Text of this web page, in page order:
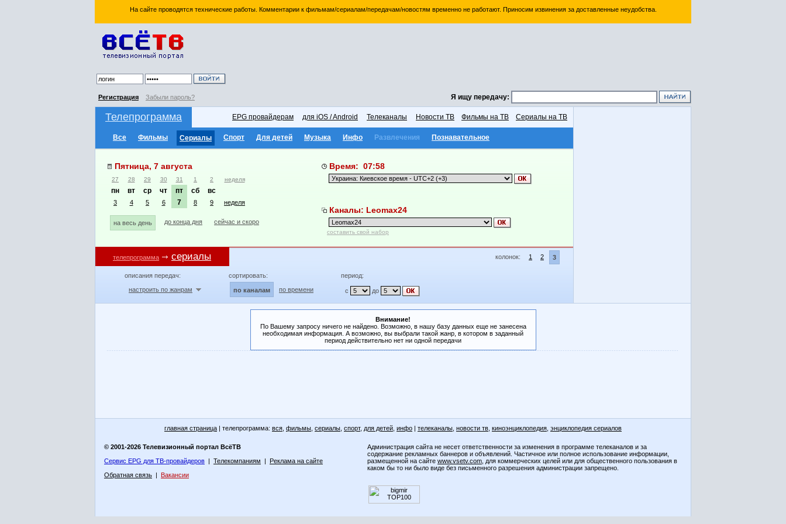
На сайте проводятся технические работы. Комментарии к фильмам/сериалам/передачам/новостям временно не работают. Приносим извинения за доставленные неудобства.
Регистрация Забыли пароль? Я ищу передачу:
Телепрограмма EPG провайдерам для iOS / Android Телеканалы Новости ТВ Фильмы на ТВ Сериалы на ТВ
Все Фильмы Сериалы Спорт Для детей Музыка Инфо Развлечения Познавательное
Пятница, 7 августа
27 28 29 30 31 1 2 неделя
пн вт ср чт пт сб вс
3 4 5 6 7 8 9 неделя
на весь день до конца дня сейчас и скоро
Время: 07:58
Каналы: Leomax24
составить свой набор
телепрограмма сериалы колонок: 1 2 3
описания передач:
настроить по жанрам
сортировать:
по каналам по времени
период:
с до
Внимание!
По Вашему запросу ничего не найдено. Возможно, в нашу базу данных еще не занесена
необходимая информация. А возможно, вы выбрали такой жанр, в котором в заданный
период действительно нет ни одной передачи
главная страница | телепрограмма: вся фильмы сериалы спорт, для детей инфо | телеканалы новости тв киноэнциклопедия энциклопедия сериалов
© 2001-2026 Телевизионный портал ВсёТВ
Сервис EPG для ТВ-провайдеров | Телекомпаниям | Реклама на сайте
Обратная связь | Вакансии
Администрация сайта не несет ответственности за изменения в программе телеканалов и за
содержание рекламных баннеров и объявлений. Частичное или полное использование информации,
размещенной на сайте www.vsetv.com , для коммерческих целей или для общественного пользования в
каком бы то ни было виде без письменного разрешения администрации запрещено.